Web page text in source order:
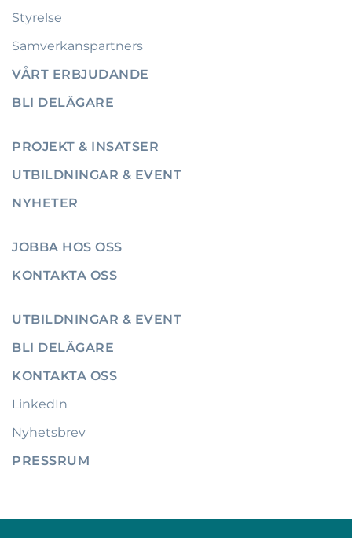
Styrelse
Samverkanspartners
VÅRT ERBJUDANDE
BLI DELÄGARE
PROJEKT & INSATSER
UTBILDNINGAR & EVENT
NYHETER
JOBBA HOS OSS
KONTAKTA OSS
UTBILDNINGAR & EVENT
BLI DELÄGARE
KONTAKTA OSS
LinkedIn
Nyhetsbrev
PRESSRUM